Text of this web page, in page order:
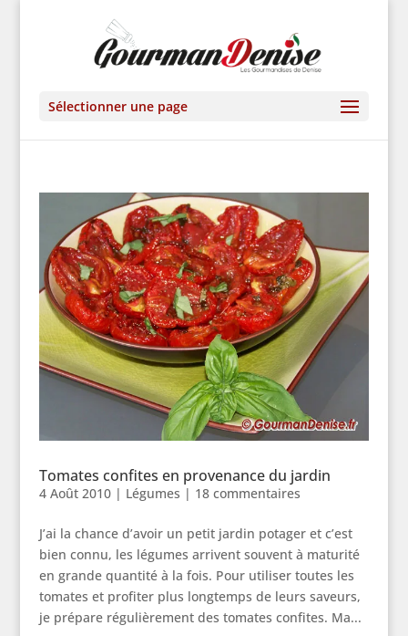
Sélectionner une page
Tomates confites en provenance du jardin
4 Août 2010| Légumes | 18 commentaires
J’ai la chance d’avoir un petit jardin potager et c’est
bien connu, les légumes arrivent souvent à maturité
en grande quantité à la fois. Pour utiliser toutes les
tomates et profiter plus longtemps de leurs saveurs,
je prépare régulièrement des tomates confites. Ma...